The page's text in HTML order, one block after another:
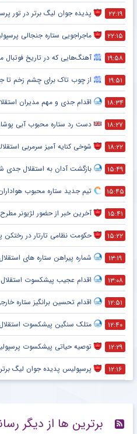
۲۲:۱۹ پدیده جوان لیگ برتر در تور
۲۲:۱۵ ماجراجویی ستاره جنجالی پرسپولیس
۱۹:۵۸ آهنگ‌هایی که در تاریخ فوتبال
۱۹:۵۱ از چوب تاک برای چشم زخم تا
۱۸:۳۴ اقدام جدی و مهم مدیران
۱۸:۲۷ دست رد ستاره محبوب آبی پوشان
۱۸:۲۲ شوخی کنایه آمیز سرمربی
۱۵:۴۹ بازگشت آدان به استقلال جدی
۱۵:۴۵ تیم جدید ستاره محبوب
۱۵:۴۱ آخرین خبر از حضور لژیونر
۱۵:۲۲ حکومت نظامی تارتار در
۱۳:۱۹ شماره پیراهن ستاره های
۱۳:۰۸ اقدام عجیب پیشکسوت
۱۲:۵۱ اقدام تحسین برانگیز ستاره
۱۲:۴۰ متلک سنگین پیشکسوت استقلال به
۱۲:۲۹ توصیه حیاتی پیشکسوت
۱۲:۱۶ پرسپولیس پدیده جوان لیگ
برترین ها از دیگر